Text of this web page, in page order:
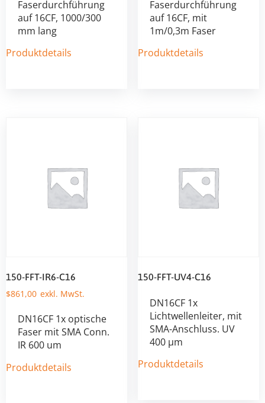
Faserdurchführung
auf 16CF, 1000/300
mm lang
Produktdetails
Faserdurchführung
auf 16CF, mit
1m/0,3m Faser
Produktdetails
150-FFT-IR6-C16
$861,00
DN16CF 1x optische
Faser mit SMA Conn.
IR 600 um
Produktdetails
150-FFT-UV4-C16
DN16CF 1x
Lichtwellenleiter, mit
SMA-Anschluss. UV
400 µm
Produktdetails